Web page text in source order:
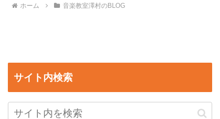
ホーム 音楽教室澤村のBLOG
サイト内検索